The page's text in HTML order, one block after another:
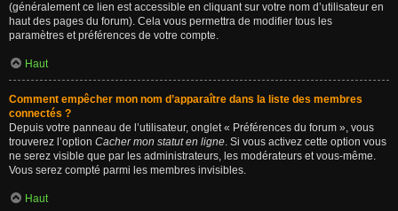
(généralement ce lien est accessible en cliquant sur votre nom d’utilisateur en
haut des pages du forum). Cela vous permettra de modifier tous les
paramètres et préférences de votre compte.
Haut
Comment empêcher mon nom d’apparaître dans la liste des membres
connectés ?
Depuis votre panneau de l’utilisateur, onglet « Préférences du forum », vous
trouverez l’option Cacher mon statut en ligne. Si vous activez cette option vous
ne serez visible que par les administrateurs, les modérateurs et vous-même.
Vous serez compté parmi les membres invisibles.
Haut